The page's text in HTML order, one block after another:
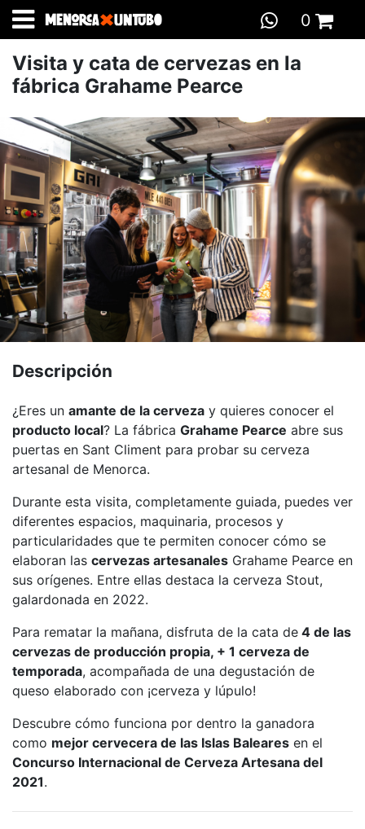
0
IR A LA CESTA
CERVEZAS EN LA FÁBRICA GRAHAME PEARCE
Visita y cata de cervezas en la
fábrica Grahame Pearce
Descripción
¿Eres un amante de la cerveza y quieres conocer el
producto local? La fábrica Grahame Pearce abre sus
puertas en Sant Climent para probar su cerveza
artesanal de Menorca.
Durante esta visita, completamente guiada, puedes ver
diferentes espacios, maquinaria, procesos y
particularidades que te permiten conocer cómo se
elaboran las cervezas artesanales Grahame Pearce en
sus orígenes. Entre ellas destaca la cerveza Stout,
galardonada en 2022.
Para rematar la mañana, disfruta de la cata de 4 de las
cervezas de producción propia, + 1 cerveza de
temporada, acompañada de una degustación de
queso elaborado con ¡cerveza y lúpulo!
Descubre cómo funciona por dentro la ganadora
como mejor cervecera de las Islas Baleares en el
Concurso Internacional de Cerveza Artesana del
2021.